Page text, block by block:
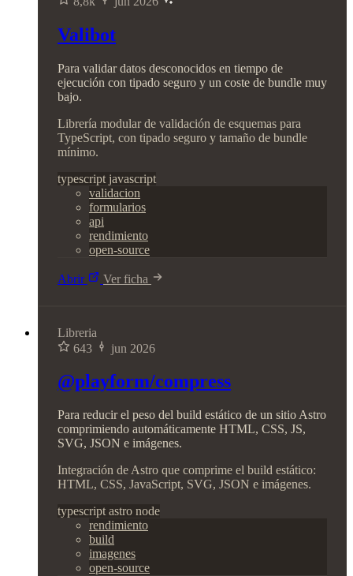
Valibot
Para validar datos desconocidos en tiempo de
ejecución con tipado seguro y un coste de bundle muy
bajo.
Librería modular de validación de esquemas para
TypeScript, con tipado seguro y tamaño de bundle
mínimo.
typescript javascript
validacion
formularios
api
rendimiento
open-source
Abrir Ver ficha
Libreria
643
jun 2026
@playform/compress
Para reducir el peso del build estático de un sitio Astro
comprimiendo automáticamente HTML, CSS, JS,
SVG, JSON e imágenes.
Integración de Astro que comprime el build estático:
HTML, CSS, JavaScript, SVG, JSON e imágenes.
typescript astro node
rendimiento
build
imagenes
open-source